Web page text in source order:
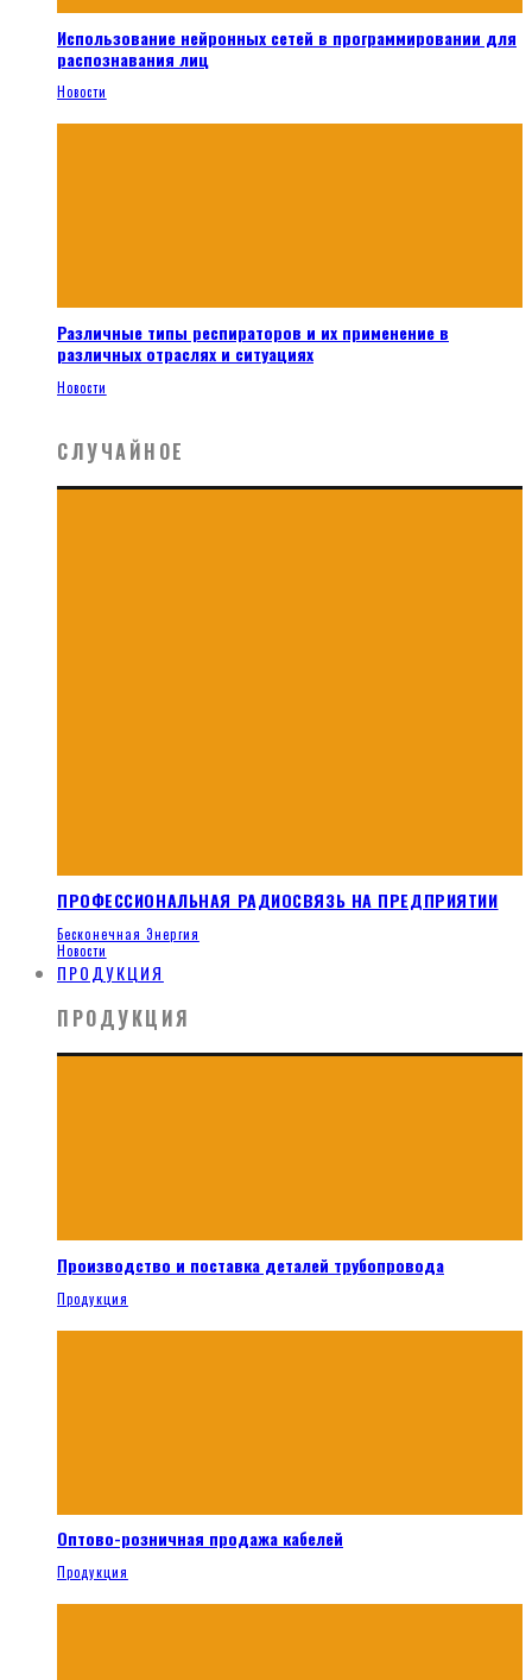
Использование нейронных сетей в программировании для
распознавания лиц
Новости
Различные типы респираторов и их применение в
различных отраслях и ситуациях
Новости
СЛУЧАЙНОЕ
ПРОФЕССИОНАЛЬНАЯ РАДИОСВЯЗЬ НА ПРЕДПРИЯТИИ
Бесконечная Энергия
Новости
ПРОДУКЦИЯ
ПРОДУКЦИЯ
Производство и поставка деталей трубопровода
Продукция
Оптово-розничная продажа кабелей
Продукция